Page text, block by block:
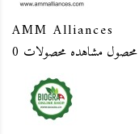
AMM Alliances
0 محصول مشاهده محصولات